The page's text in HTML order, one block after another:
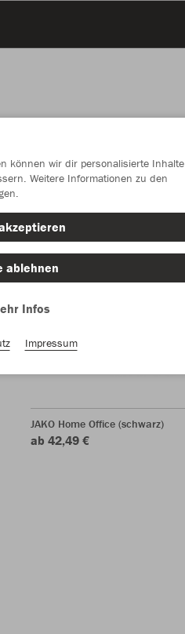
JAKO Home Office (schwarz)
ab 42,49 €
können wir dir personalisierte Inhalte
Weitere Informationen zu den
ablehnen
Infos
Impressum